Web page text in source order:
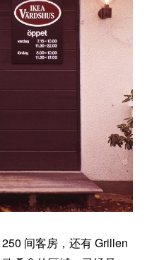
间客房，还有 Grillen